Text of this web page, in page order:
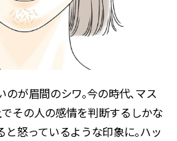
が眉間のシワ。今の時代、マス
その人の感情を判断するしかな
と怒っているような印象に。ハッ